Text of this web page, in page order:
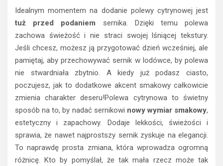
Idealnym momentem na dodanie polewy cytrynowej jest
tuż przed podaniem sernika. Dzięki temu polewa
zachowa świeżość i nie straci swojej lśniącej tekstury.
Jeśli chcesz, możesz ją przygotować dzień wcześniej, ale
pamiętaj, aby przechowywać sernik w lodówce, by polewa
nie stwardniała zbytnio. A kiedy już podasz ciasto,
poczujesz, jak to dodatkowe akcent smakowy całkowicie
zmienia charakter deseru!Polewa cytrynowa to świetny
sposób na to, by nadać sernikowi nowy wymiar smakowy,
estetyczny i zapachowy. Dodaje lekkości, świeżości i
sprawia, że nawet najprostszy sernik zyskuje na elegancji.
To naprawdę prosta zmiana, która wprowadza ogromną
różnicę. Kto by pomyślał, że tak mała rzecz może tak